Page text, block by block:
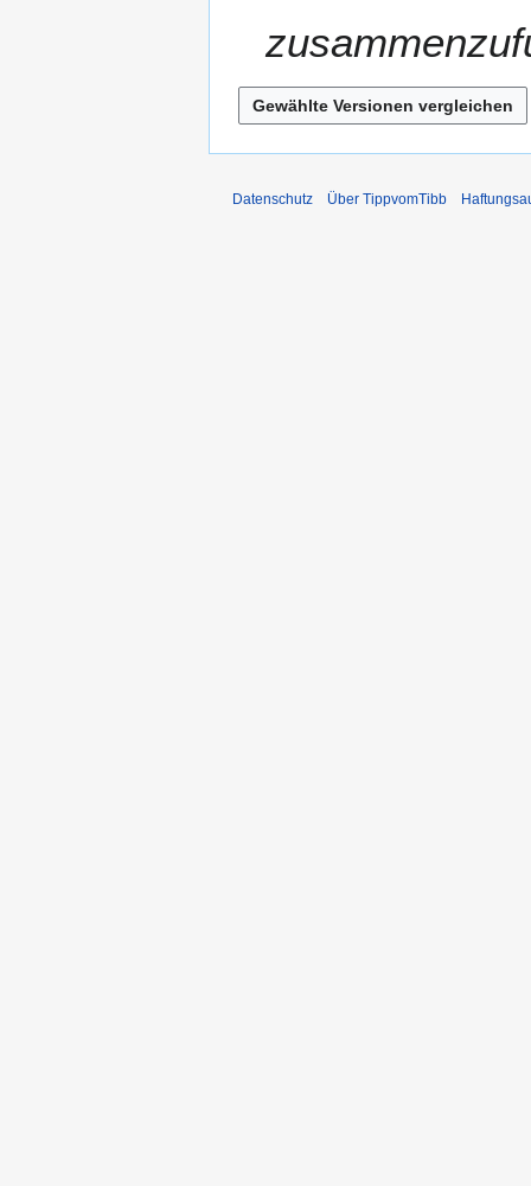
Datenschutz Über TippvomTibb